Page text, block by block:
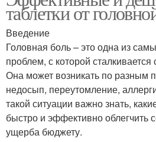
таблетки от
Введение
Головная боль – это одна из
проблем, с которой
Она может возникать по разным
недосып, переутомление,
такой ситуации важно знать,
быстро и эффективно облегчить
ущерба бюджету.